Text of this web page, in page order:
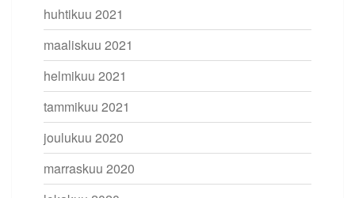
huhtikuu 2021
maaliskuu 2021
helmikuu 2021
tammikuu 2021
joulukuu 2020
marraskuu 2020